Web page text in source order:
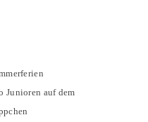
Junioren auf dem